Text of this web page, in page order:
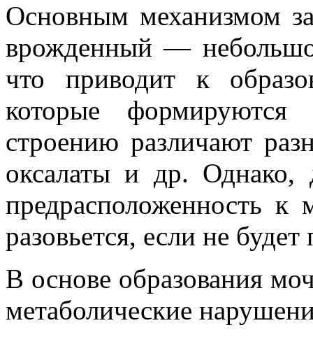
Основным механизмом
врожденный —
что приводит к
которые
строению различают
оксалаты и др. Однако,
предрасположенность к
разовьется, если не
В основе образования
метаболические